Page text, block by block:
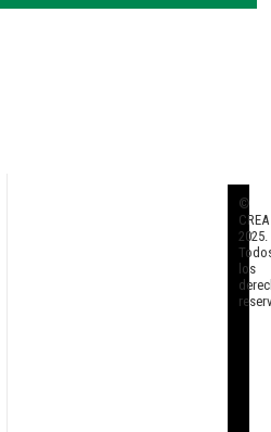
©
CREA
2025.
los